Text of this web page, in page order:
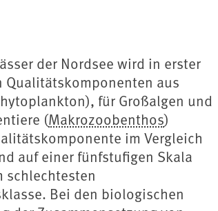
der Nordsee wird in erster
Qualitätskomponenten aus
für Großalgen und
(Makrozoobenthos)
im Vergleich
auf einer fünfstufigen Skala
schlechtesten
Bei den biologischen